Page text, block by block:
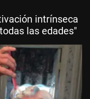
intrínseca
las edades"